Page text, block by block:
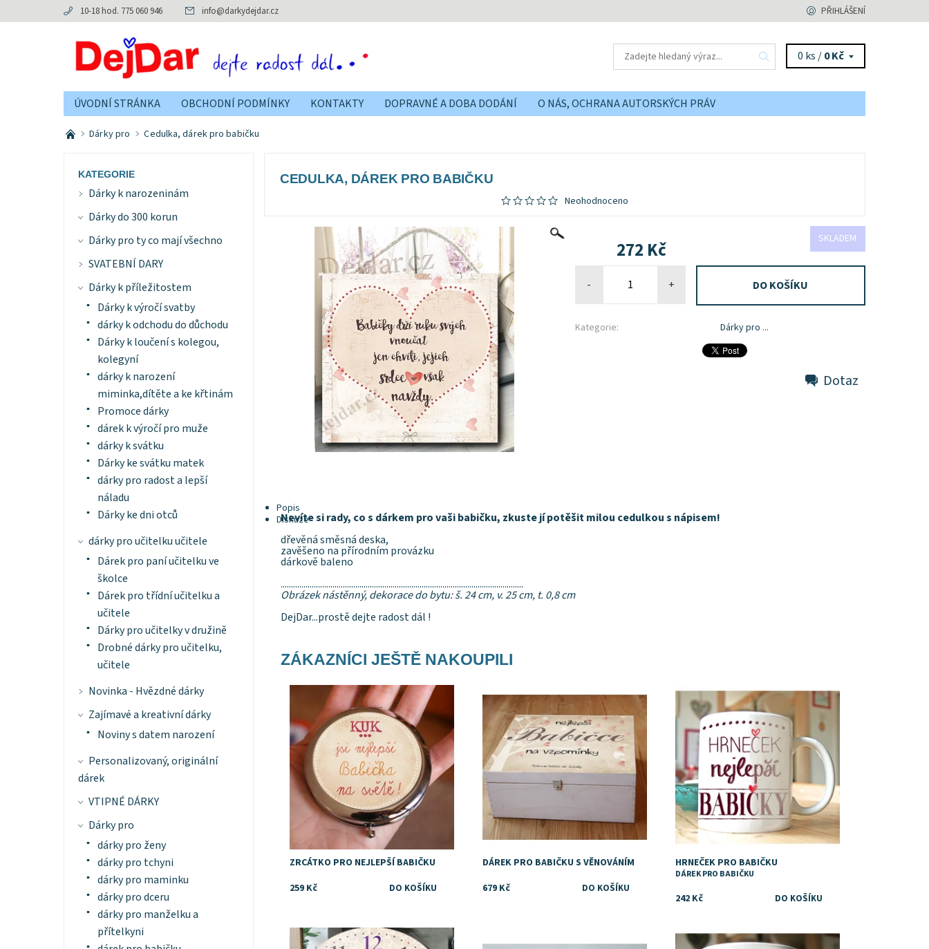
10-18 hod. 775 060 946 info@darkydejdar.cz PŘIHLÁŠENÍ
0 ks /0 Kč
ÚVODNÍ STRÁNKA OBCHODNÍ PODMÍNKY KONTAKTY DOPRAVNÉ A DOBA DODÁNÍ O NÁS, OCHRANA AUTORSKÝCH PRÁV
Dárky pro Cedulka, dárek pro babičku
CEDULKA, DÁREK PRO BABIČKU
Neohodnoceno
SKLADEM
272 Kč
- +
Kategorie: Dárky pro ...
Dotaz
Popis
Diskuze
Nevíte si rady, co s dárkem pro vaši babičku, zkuste jí potěšit milou cedulkou s nápisem!
dřevěná směsná deska,
zavěšeno na přírodním provázku
dárkově baleno
.....................................................................................................................
Obrázek nástěnný, dekorace do bytu: š. 24 cm, v. 25 cm, t. 0,8 cm
DejDar...prostě dejte radost dál !
ZÁKAZNÍCI JEŠTĚ NAKOUPILI
Dostupnost: Skladem
ZRCÁTKO PRO NEJLEPŠÍ BABIČKU
259 Kč
Značka:
DejDar
DÁREK PRO BABIČKU S VĚNOVÁNÍM
679 Kč
Dostupnost: Skladem
HRNEČEK PRO BABIČKU
DÁREK PRO BABIČKU
242 Kč
Dostupnost: Skladem Dostupnost: Skladem
KATEGORIE
Dárky k narozeninám
Dárky do 300 korun
Dárky pro ty co mají všechno
SVATEBNÍ DARY
Dárky k příležitostem
Dárky k výročí svatby
dárky k odchodu do důchodu
Dárky k loučení s kolegou,
kolegyní
dárky k narození
miminka,dítěte a ke křtinám
Promoce dárky
dárek k výročí pro muže
dárky k svátku
Dárky ke svátku matek
dárky pro radost a lepší
náladu
Dárky ke dni otců
dárky pro učitelku učitele
Dárek pro paní učitelku ve
školce
Dárek pro třídní učitelku a
učitele
Dárky pro učitelky v družině
Drobné dárky pro učitelku,
učitele
Novinka - Hvězdné dárky
Zajímavé a kreativní dárky
Noviny s datem narození
Personalizovaný, originální
dárek
VTIPNÉ DÁRKY
Dárky pro
dárky pro ženy
dárky pro tchyni
dárky pro maminku
dárky pro dceru
dárky pro manželku a
přítelkyni